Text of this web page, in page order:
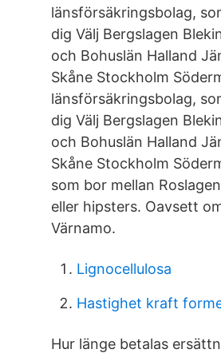
länsförsäkringsbolag,
dig Välj Bergslagen
och Bohuslän Halland
Skåne Stockholm
länsförsäkringsbolag,
dig Välj Bergslagen
och Bohuslän Halland
Skåne Stockholm
som bor mellan
eller hipsters. Oavsett
Värnamo.
Lignocellulosa
Hastighet kraft
Hur länge betalas